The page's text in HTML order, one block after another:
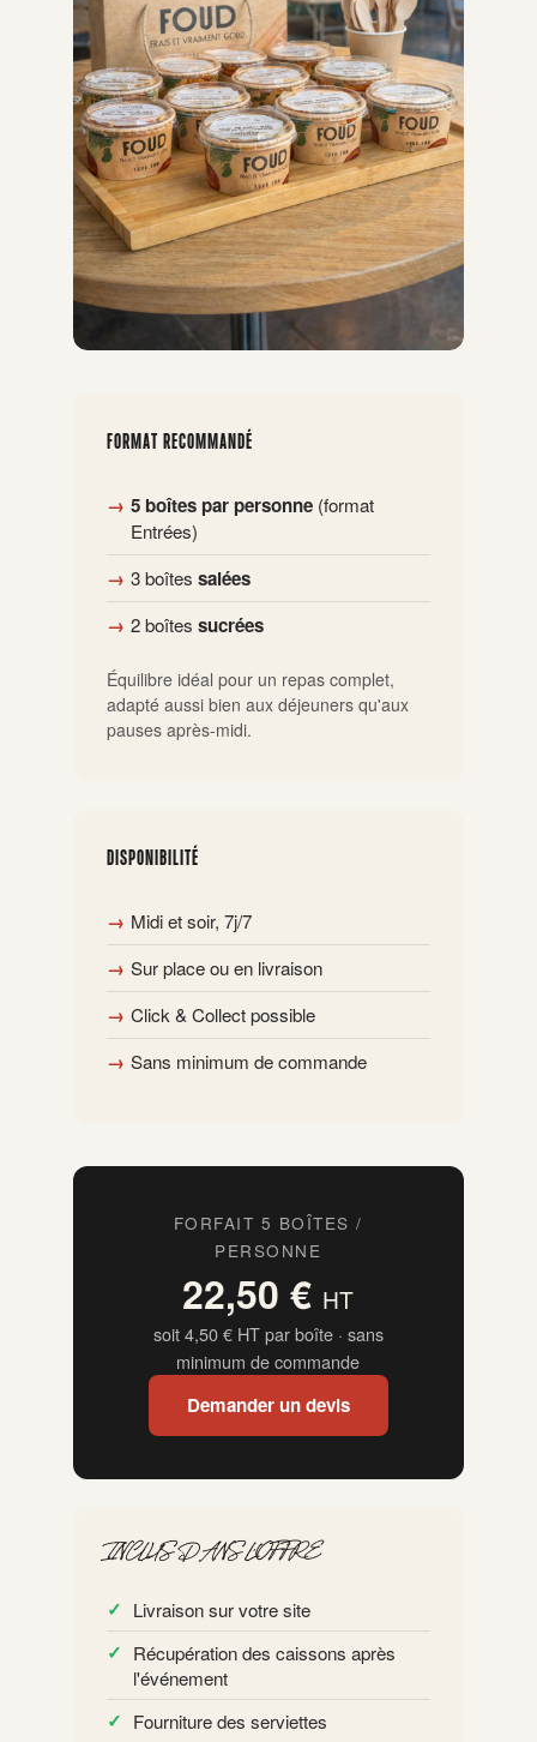
FORMAT RECOMMANDÉ
5 boîtes par personne(format
Entrées)
3 boîtes salées
2 boîtes sucrées
Équilibre idéal pour un repas complet,
adapté aussi bien aux déjeuners qu'aux
pauses après-midi.
DISPONIBILITÉ
Midi et soir, 7j/7
Sur place ou en livraison
Click & Collect possible
Sans minimum de commande
FORFAIT 5 BOÎTES /
PERSONNE
22,50 € HT
soit 4,50 € HT par boîte · sans
minimum de commande
Demander un devis
INCLUS DANS L'OFFRE
Livraison sur votre site
Récupération des caissons après
l'événement
Fourniture des serviettes